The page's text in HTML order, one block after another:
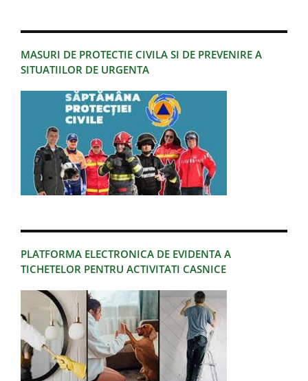
MASURI DE PROTECTIE CIVILA SI DE PREVENIRE A
SITUATIILOR DE URGENTA
PLATFORMA ELECTRONICA DE EVIDENTA A
TICHETELOR PENTRU ACTIVITATI CASNICE